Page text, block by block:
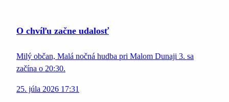
O chvíľu začne udalosť
Milý občan, Malá nočná hudba pri Malom Dunaji 3. sa
začína o 20:30.
25. júla 2026 17:31